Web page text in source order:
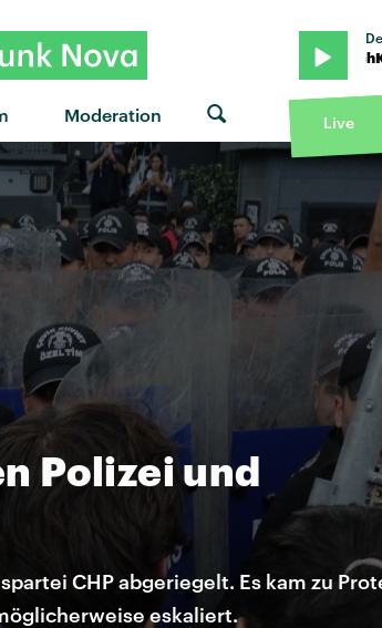
Moderation
dich da" von Trettmann feat. KitschKrieg x Levin
Live
Polizei und
CHP abgeriegelt. Es kam zu
eskaliert.